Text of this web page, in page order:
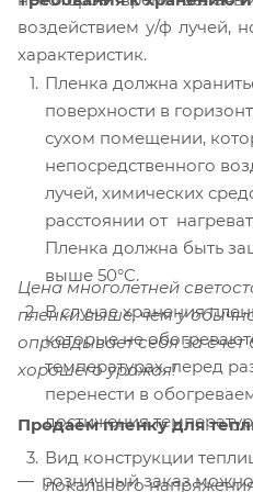
воздействием у/ф лучей,
характеристик.
Пленка должна
поверхности в
сухом помещении,
непосредственного
лучей, химических
расстоянии от
Пленка должна быть
выше 50°C.
В случае хранения
которые не
температурах, перед
перенести в
достижения
Вид конструкции
локального
Цена многолетней
пленки выше, чем у
оправдывает себя за
хорошего урожая!
Продаем пленку для
розничный заказ